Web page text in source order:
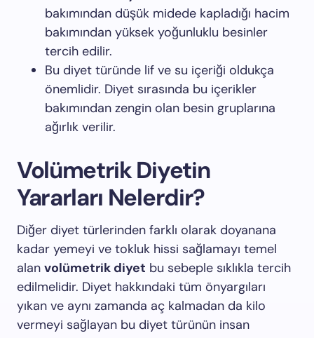
bakımından düşük midede kapladığı hacim
bakımından yüksek yoğunluklu besinler
tercih edilir.
Bu diyet türünde lif ve su içeriği oldukça
önemlidir. Diyet sırasında bu içerikler
bakımından zengin olan besin gruplarına
ağırlık verilir.
Volümetrik Diyetin
Yararları Nelerdir?
Diğer diyet türlerinden farklı olarak doyanana
kadar yemeyi ve tokluk hissi sağlamayı temel
alan volümetrik diyet bu sebeple sıklıkla tercih
edilmelidir. Diyet hakkındaki tüm önyargıları
yıkan ve aynı zamanda aç kalmadan da kilo
vermeyi sağlayan bu diyet türünün insan